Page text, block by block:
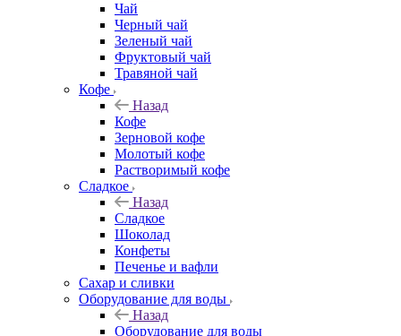
Чай
Черный чай
Зеленый чай
Фруктовый чай
Травяной чай
Кофе
Назад
Кофе
Зерновой кофе
Молотый кофе
Растворимый кофе
Сладкое
Назад
Сладкое
Шоколад
Конфеты
Печенье и вафли
Сахар и сливки
Оборудование для воды
Назад
Оборудование для воды